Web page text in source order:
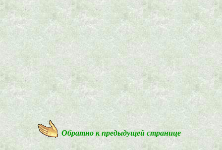
Обратно к предыдущей странице